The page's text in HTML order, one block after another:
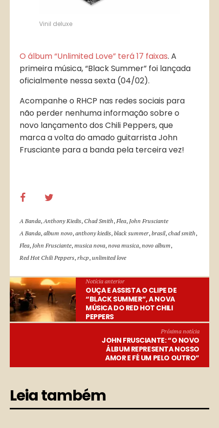
Vinil deluxe
O álbum “Unlimited Love” terá 17 faixas. A
primeira música, “Black Summer” foi lançada
oficialmente nessa sexta (04/02).
Acompanhe o RHCP nas redes sociais para
não perder nenhuma informação sobre o
novo lançamento dos Chili Peppers, que
marca a volta do amado guitarrista John
Frusciante para a banda pela terceira vez!
A Banda,Anthony Kiedis, Chad Smith, Flea, John Frusciante
A Banda, album novo, anthony kiedis, black summer, brasil, chad smith,
Flea, John Frusciante, musica nova, nova musica, novo album,
Red Hot Chili Peppers, rhcp, unlimited love
Notícia anterior
OUÇA E ASSISTA O CLIPE DE
“BLACK SUMMER”, A NOVA
MÚSICA DO RED HOT CHILI
PEPPERS
Próxima notícia
JOHN FRUSCIANTE: “O NOVO
ÁLBUM REPRESENTA NOSSO
AMOR E FÉ UM PELO OUTRO”
Leia também